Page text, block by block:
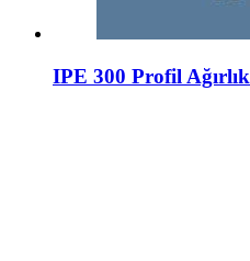
IPE 300 Profil Ağırlık